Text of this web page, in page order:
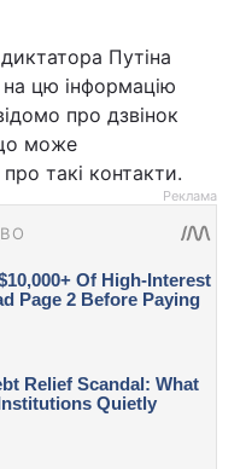
Путіна
цю інформацію
про дзвінок
може
такі контакти.
Реклама